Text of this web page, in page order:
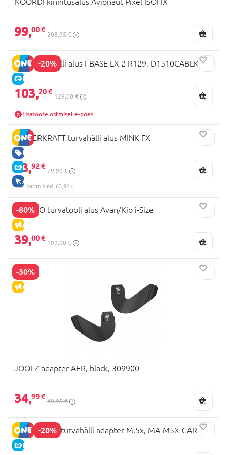
99,00 €
208,95 €
-20%
E-HIND
JOIE turvahälli alus I-BASE LX 2 R129, D1510CABLK000
103,20 €
129,00 €
Lisatoote ostmisel e-poes
HEA HIND
E-HIND
AINULT VEEBIS
KINDERKRAFT turvahälli alus MINK FX
63,92 €
79,90 €
30p. parim hind: 63,92 €
-80%
ALLAHINDLUS
RECARO turvatooli alus Avan/Kio i-Size
39,00 €
199,00 €
-30%
ALLAHINDLUS
JOOLZ adapter AER, black, 309900
34,99 €
49,95 €
-20%
E-HIND
MAST SWISS turvahälli adapter M.5x, MA-M5X-CAR